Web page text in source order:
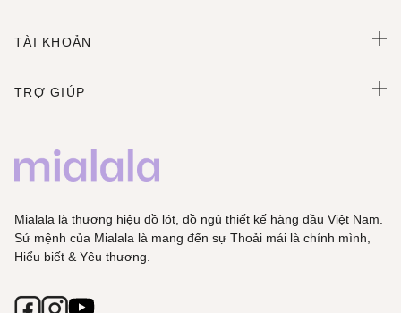
TÀI KHOẢN
TRỢ GIÚP
Mialala là thương hiệu đồ lót, đồ ngủ thiết kế hàng đầu Việt Nam.
Sứ mệnh của Mialala là mang đến sự Thoải mái là chính mình,
Hiểu biết & Yêu thương.